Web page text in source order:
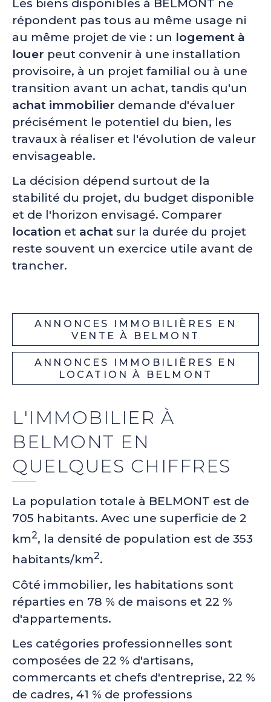
Les biens disponibles à BELMONT ne
répondent pas tous au même usage ni
au même projet de vie : un logement à
louer peut convenir à une installation
provisoire, à un projet familial ou à une
transition avant un achat, tandis qu'un
achat immobilier demande d'évaluer
précisément le potentiel du bien, les
travaux à réaliser et l'évolution de valeur
envisageable.
La décision dépend surtout de la
stabilité du projet, du budget disponible
et de l'horizon envisagé. Comparer
location et achat sur la durée du projet
reste souvent un exercice utile avant de
trancher.
ANNONCES IMMOBILIÈRES EN
VENTE À BELMONT
ANNONCES IMMOBILIÈRES EN
LOCATION À BELMONT
L'IMMOBILIER À
BELMONT EN
QUELQUES CHIFFRES
La population totale à BELMONT est de
705 habitants. Avec une superficie de 2
km2, la densité de population est de 353
habitants/km2.
Côté immobilier, les habitations sont
réparties en 78 % de maisons et 22 %
d'appartements.
Les catégories professionnelles sont
composées de 22 % d'artisans,
commercants et chefs d'entreprise, 22 %
de cadres, 41 % de professions